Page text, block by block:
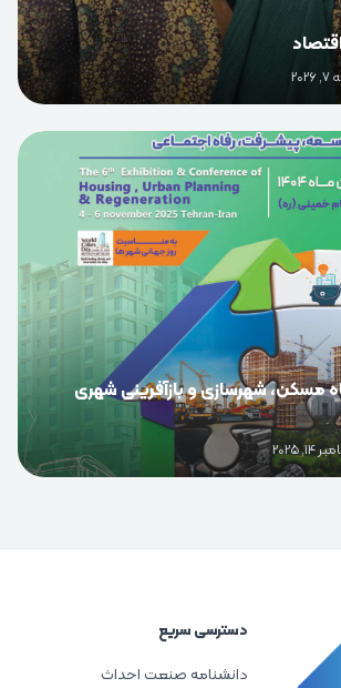
مسکن، شهرسازی و بازآفرینی شهری
2025
دسترسی سریع
دانشنامه صنعت احداث